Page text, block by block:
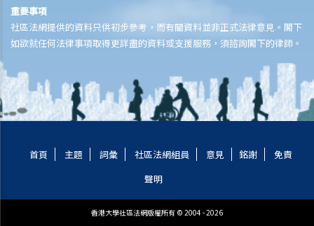
重要事項
社區法網提供的資料只供初步參考，而有關資料並非正式法律意見。閣下
如欲就任何法律事項取得更詳盡的資料或支援服務，須諮詢閣下的律師。
首頁 主題 詞彙 社區法網組員 意見 銘謝
免責
聲明
香港大學社區法網版權所有 © 2004 - 2026